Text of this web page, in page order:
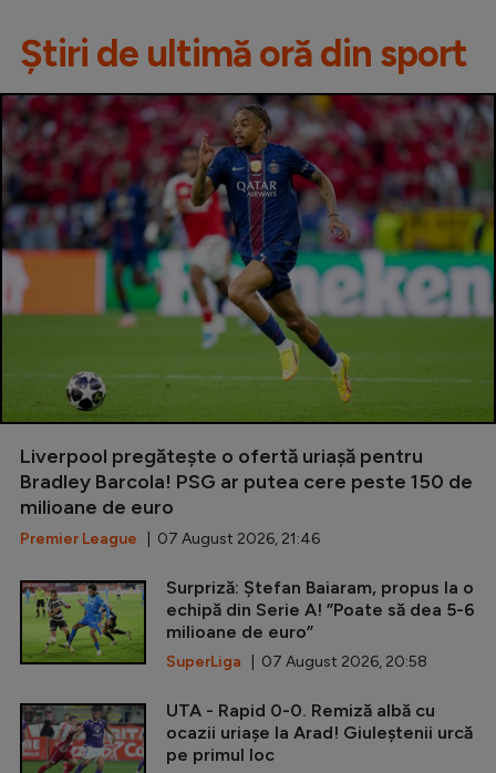
Știri de ultimă oră din sport
Liverpool pregătește o ofertă uriașă pentru
Bradley Barcola! PSG ar putea cere peste 150 de
milioane de euro
Premier League | 07 August 2026, 21:46
Surpriză: Ștefan Baiaram, propus la o
echipă din Serie A! ”Poate să dea 5-6
milioane de euro”
SuperLiga | 07 August 2026, 20:58
UTA - Rapid 0-0. Remiză albă cu
ocazii uriașe la Arad! Giuleștenii urcă
pe primul loc